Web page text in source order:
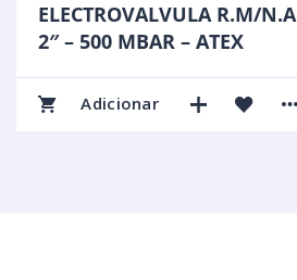
ELECTROVALVULA R.M/N.A
2″ – 500 MBAR – ATEX
Adicionar